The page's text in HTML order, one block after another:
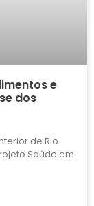
e
dos
de Rio
Saúde em